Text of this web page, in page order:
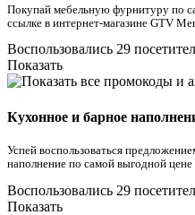
Покупай мебельную фурнитуру по
ссылке в интернет-магазине GTV
Воспользовались 29
Показать
Кухонное и барное
Успей воспользоваться
наполнение по самой выгодной цене
Воспользовались 29
Показать